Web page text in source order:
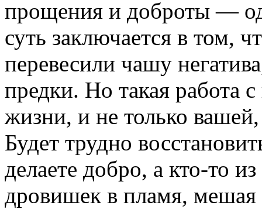
прощения и доброты —
суть заключается в том,
перевесили чашу
предки. Но такая работа
жизни, и не только
Будет трудно
делаете добро, а кто-то
дровишек в пламя, мешая